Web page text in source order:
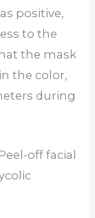
positive,
to the
the mask
the color,
during
off facial